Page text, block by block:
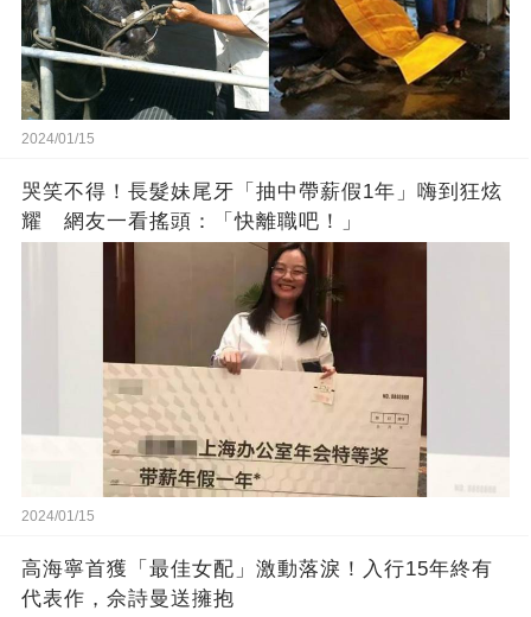
2024/01/15
哭笑不得！長髮妹尾牙「抽中帶薪假1年」嗨到狂炫
耀 網友一看搖頭：「快離職吧！」
2024/01/15
高海寧首獲「最佳女配」激動落淚！入行15年終有
代表作，佘詩曼送擁抱